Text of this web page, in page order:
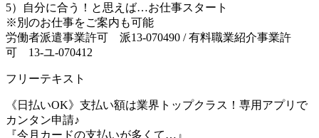
5）自分に合う！と思えば…お仕事スタート
※別のお仕事をご案内も可能
労働者派遣事業許可 派13-070490 / 有料職業紹介事業許
可 13-ユ-070412
フリーテキスト
《日払いOK》支払い額は業界トップクラス！専用アプリで
カンタン申請♪
『今月カードの支払いが多くて…』